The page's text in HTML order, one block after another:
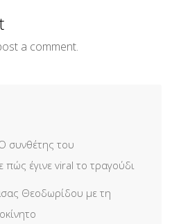
a comment.
συνθέτης του
έγινε viral το τραγούδι
Θεοδωρίδου με τη